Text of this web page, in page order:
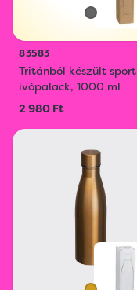
83583
Tritánból készült sport
ivópalack, 1000 ml
2 980 Ft